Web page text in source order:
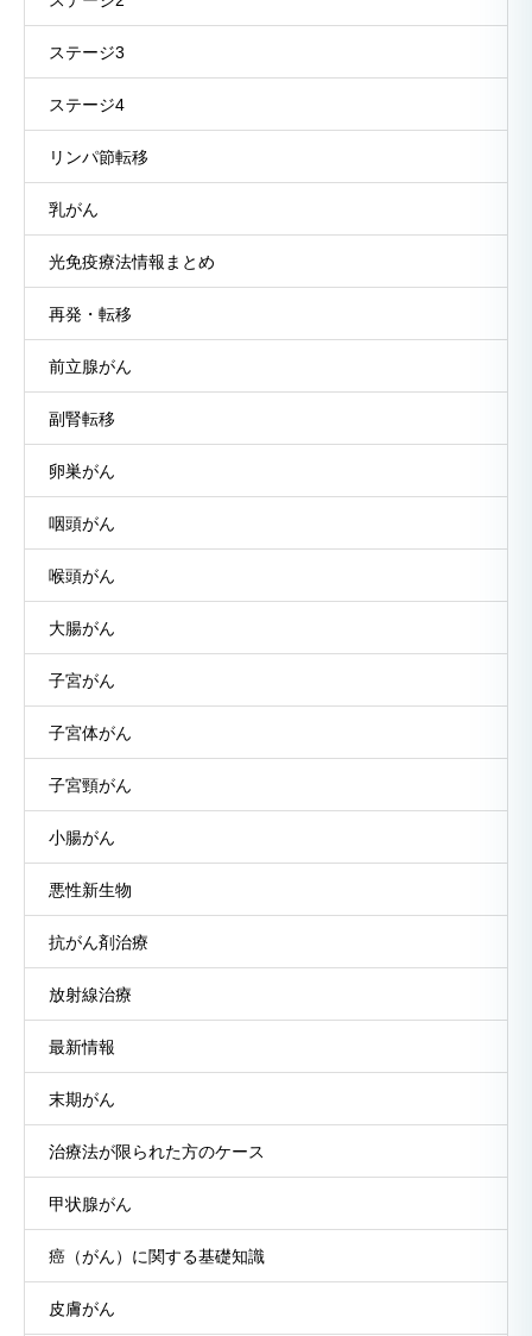
ステージ3
ステージ4
リンパ節転移
乳がん
光免疫療法情報まとめ
再発・転移
前立腺がん
副腎転移
卵巣がん
咽頭がん
喉頭がん
大腸がん
子宮がん
子宮体がん
子宮頸がん
小腸がん
悪性新生物
抗がん剤治療
放射線治療
最新情報
末期がん
治療法が限られた方のケース
甲状腺がん
癌（がん）に関する基礎知識
皮膚がん